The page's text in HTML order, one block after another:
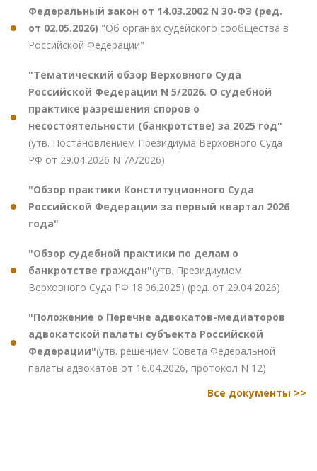
Федеральный закон от 14.03.2002 N 30-ФЗ (ред.
от 02.05.2026) "Об органах судейского сообщества в
Российской Федерации"
"Тематический обзор Верховного Суда
Российской Федерации N 5/2026. О судебной
практике разрешения споров о
несостоятельности (банкротстве) за 2025 год"
(утв. Постановлением Президиума Верховного Суда
РФ от 29.04.2026 N 7А/2026)
"Обзор практики Конституционного Суда
Российской Федерации за первый квартал 2026
года"
"Обзор судебной практики по делам о
банкротстве граждан"(утв. Президиумом
Верховного Суда РФ 18.06.2025) (ред. от 29.04.2026)
"Положение о Перечне адвокатов-медиаторов
адвокатской палаты субъекта Российской
Федерации"(утв. решением Совета Федеральной
палаты адвокатов от 16.04.2026, протокол N 12)
Все документы >>